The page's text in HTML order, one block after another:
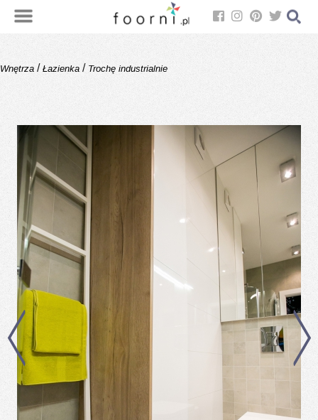
Wnętrza / Łazienka / Trochę industrialnie